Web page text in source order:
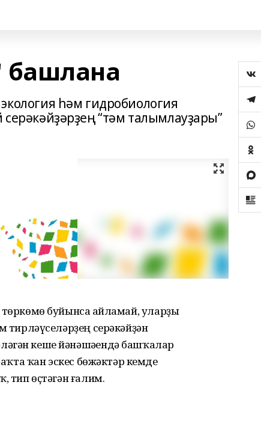
башлана
һәм гидробиология
“тәм талымлауҙары”
төркөмө буйынса һайламай, уларҙы
тирләүселәрҙең серәкәйҙән
кеше йәнәшәһендә башҡалар
ҡан эскес бөжәктәр кемде
тип өҫтәгән ғалим.